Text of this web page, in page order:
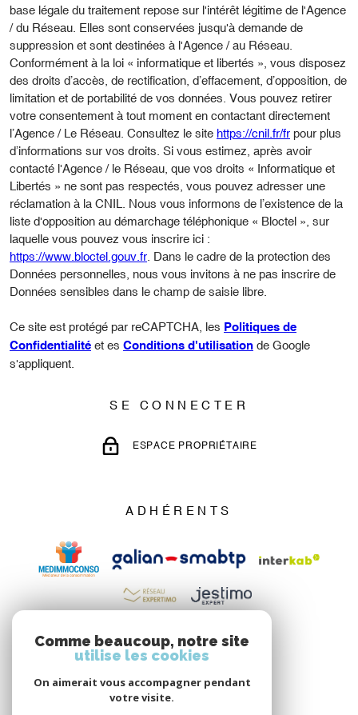
base légale du traitement repose sur l'intérêt légitime de l'Agence
/ du Réseau. Elles sont conservées jusqu'à demande de
suppression et sont destinées à l'Agence / au Réseau.
Conformément à la loi « informatique et libertés », vous disposez
des droits d’accès, de rectification, d’effacement, d’opposition, de
limitation et de portabilité de vos données. Vous pouvez retirer
votre consentement à tout moment en contactant directement
l’Agence / Le Réseau. Consultez le site https://cnil.fr/fr pour plus
d’informations sur vos droits. Si vous estimez, après avoir
contacté l'Agence / le Réseau, que vos droits « Informatique et
Libertés » ne sont pas respectés, vous pouvez adresser une
réclamation à la CNIL. Nous vous informons de l’existence de la
liste d'opposition au démarchage téléphonique « Bloctel », sur
laquelle vous pouvez vous inscrire ici :
https://www.bloctel.gouv.fr . Dans le cadre de la protection des
Données personnelles, nous vous invitons à ne pas inscrire de
Données sensibles dans le champ de saisie libre.
Ce site est protégé par reCAPTCHA, les Politiques de
Confidentialité et es Conditions d'utilisation de Google
s'appliquent.
SE CONNECTER
ESPACE PROPRIÉTAIRE
ADHÉRENTS
Comme beaucoup, notre site
utilise les cookies
On aimerait vous accompagner pendant
votre visite.